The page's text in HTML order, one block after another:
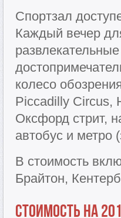
Спортзал
Каждый вечер
колесо
Piccadilly Circus,
Оксфорд стрит,
автобус и метро
В стоимость
Брайтон,
Стоимость на